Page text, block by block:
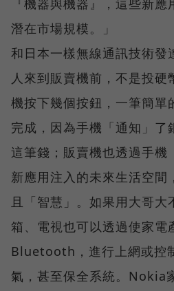
『機器與機器』，這些新
潛在市場規模。」
和日本一樣無線通訊技術發
人來到販賣機前，不是投硬
機按下幾個按鈕，一筆簡單
完成，因為手機「通知」了
這筆錢；販賣機也透過手機
新應用注入的未來生活空間
且「智慧」。如果用大哥大
箱、電視也可以透過使家電
Bluetooth，進行上網或控
氣，甚至保全系統。Nokia